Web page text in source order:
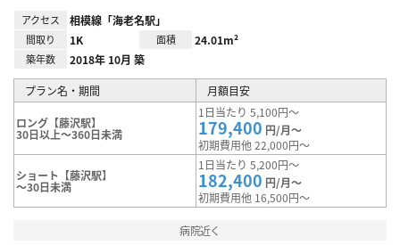
アクセス 相模線「海老名駅」
間取り 1K 面積 24.01m²
築年数 2018年 10月 築
プラン名・期間 月額目安
ロング【藤沢駅】
30日以上～360日未満
1日当たり 5,100円～
179,400 円/月～
初期費用他 22,000円～
ショート【藤沢駅】
～30日未満
1日当たり 5,200円～
182,400 円/月～
初期費用他 16,500円～
病院近く